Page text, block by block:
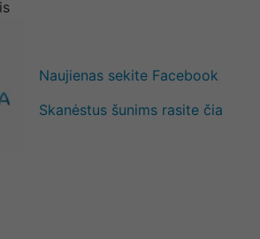
Naujienas sekite Facebook
Skanėstus šunims rasite čia